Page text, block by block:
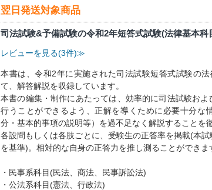
翌日発送対象商品
司法試験&予備試験の令和2年短答式試験(法律基本科
レビューを見る(3件)≫
本書は、令和2年に実施された司法試験短答式試験の
て、解答解説を収録しています。
本書の編集・制作にあたっては、効率的に司法試験お
行うことができるよう、正解を導くために必要十分な
分・基本的事項の説明等）を過不足なく解説することを
各設問もしくは各肢ごとに、受験生の正答率を掲載(本
を基準)。相対的な自身の正答力を推し測ることができま
・民事系科目(民法、商法、民事訴訟法)
・公法系科目(憲法、行政法)